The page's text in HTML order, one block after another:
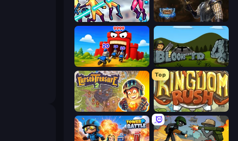
Hero 3: Flying Robot Battle Arena
TimeWarriors Bloons Tower Defense 4
Cursed Treasure 2
Top
Kingdom Rush